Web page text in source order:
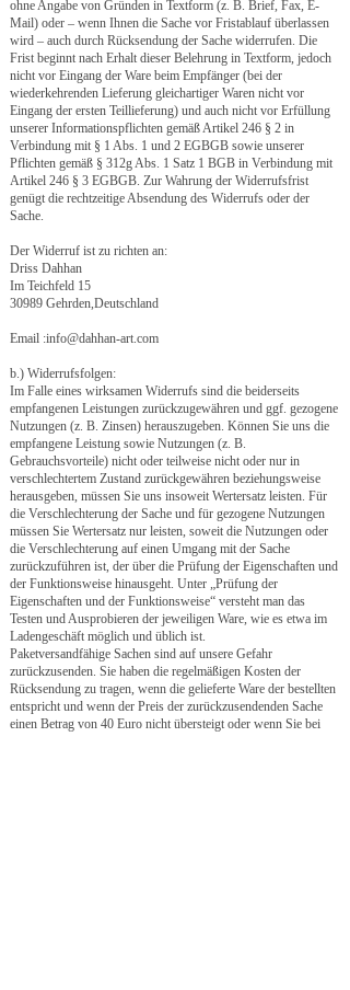
ohne Angabe von Gründen in Textform (z. B. Brief, Fax, E-
Mail) oder – wenn Ihnen die Sache vor Fristablauf überlassen
wird – auch durch Rücksendung der Sache widerrufen. Die
Frist beginnt nach Erhalt dieser Belehrung in Textform, jedoch
nicht vor Eingang der Ware beim Empfänger (bei der
wiederkehrenden Lieferung gleichartiger Waren nicht vor
Eingang der ersten Teillieferung) und auch nicht vor Erfüllung
unserer Informationspflichten gemäß Artikel 246 § 2 in
Verbindung mit § 1 Abs. 1 und 2 EGBGB sowie unserer
Pflichten gemäß § 312g Abs. 1 Satz 1 BGB in Verbindung mit
Artikel 246 § 3 EGBGB. Zur Wahrung der Widerrufsfrist
genügt die rechtzeitige Absendung des Widerrufs oder der
Sache.
Der Widerruf ist zu richten an:
Driss Dahhan
Im Teichfeld 15
30989 Gehrden,Deutschland
Email :info@dahhan-art.com
b.) Widerrufsfolgen:
Im Falle eines wirksamen Widerrufs sind die beiderseits
empfangenen Leistungen zurückzugewähren und ggf. gezogene
Nutzungen (z. B. Zinsen) herauszugeben. Können Sie uns die
empfangene Leistung sowie Nutzungen (z. B.
Gebrauchsvorteile) nicht oder teilweise nicht oder nur in
verschlechtertem Zustand zurückgewähren beziehungsweise
herausgeben, müssen Sie uns insoweit Wertersatz leisten. Für
die Verschlechterung der Sache und für gezogene Nutzungen
müssen Sie Wertersatz nur leisten, soweit die Nutzungen oder
die Verschlechterung auf einen Umgang mit der Sache
zurückzuführen ist, der über die Prüfung der Eigenschaften und
der Funktionsweise hinausgeht. Unter „Prüfung der
Eigenschaften und der Funktionsweise“ versteht man das
Testen und Ausprobieren der jeweiligen Ware, wie es etwa im
Ladengeschäft möglich und üblich ist.
Paketversandfähige Sachen sind auf unsere Gefahr
zurückzusenden. Sie haben die regelmäßigen Kosten der
Rücksendung zu tragen, wenn die gelieferte Ware der bestellten
entspricht und wenn der Preis der zurückzusendenden Sache
einen Betrag von 40 Euro nicht übersteigt oder wenn Sie bei